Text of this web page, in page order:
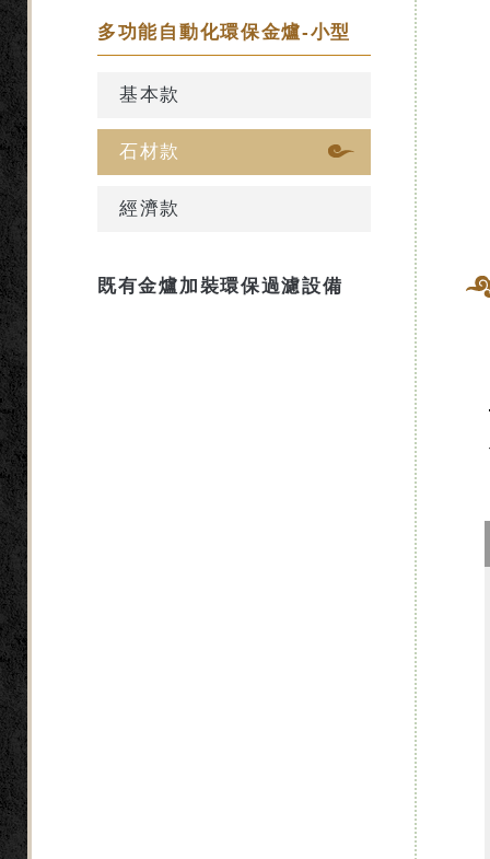
多功能自動化環保金爐-小型
基本款
石材款
經濟款
既有金爐加裝環保過濾設備